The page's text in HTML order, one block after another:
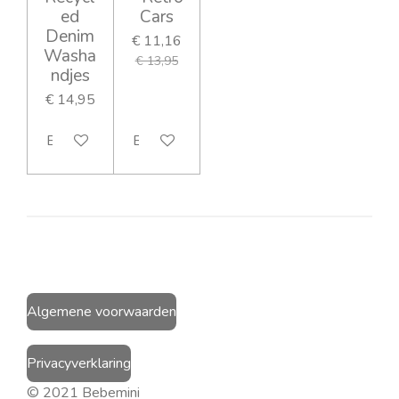
ed
Denim
Washa
ndjes
€ 14,95
Bekijk details
Cars
€ 11,16
€ 13,95
Bekijk details
Algemene voorwaarden
Privacyverklaring
© 2021 Bebemini